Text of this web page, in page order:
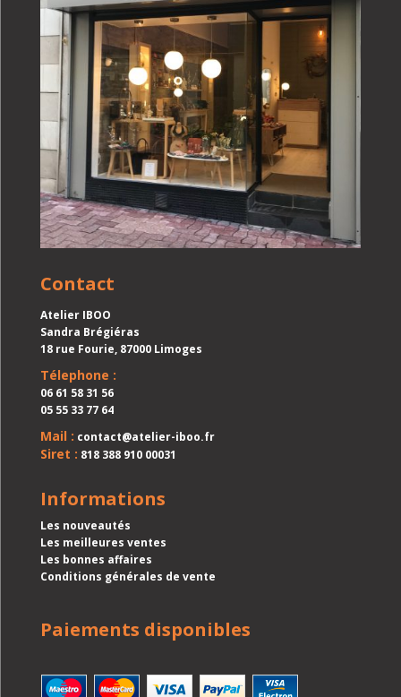
Contact
Atelier IBOO
Sandra Brégiéras
18 rue Fourie, 87000 Limoges
Télephone :
06 61 58 31 56
05 55 33 77 64
Mail : contact@atelier-iboo.fr
Siret : 818 388 910 00031
Informations
Les nouveautés
Les meilleures ventes
Les bonnes affaires
Conditions générales de vente
Paiements disponibles